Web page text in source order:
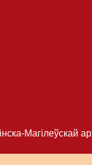
Магілеўскай